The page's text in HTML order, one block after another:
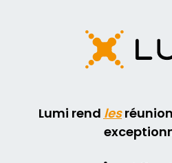
Lumi rend les